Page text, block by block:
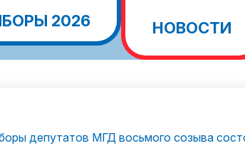
2026 НОВОСТИ
депутатов МГД восьмого созыва